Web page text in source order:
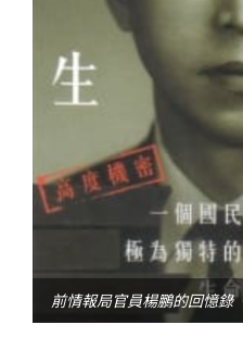
前情報局官員楊鵬的回憶錄